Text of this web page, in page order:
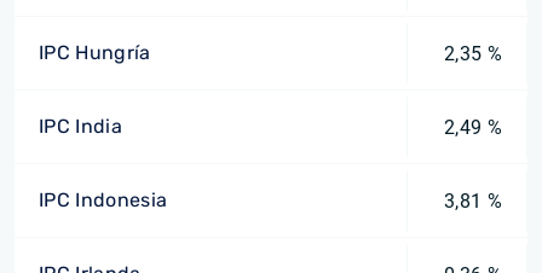
IPC Hungría 2,35 %
IPC India 2,49 %
IPC Indonesia 3,81 %